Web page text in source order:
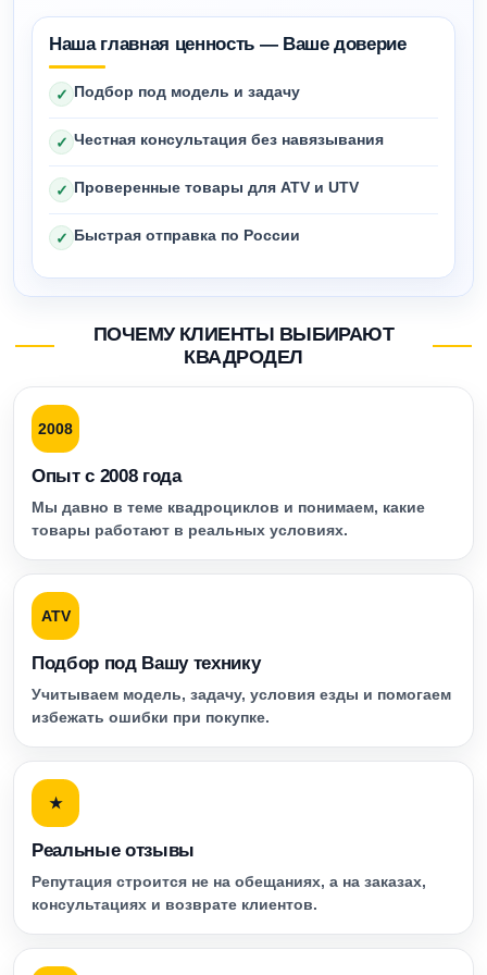
Наша главная ценность — Ваше доверие
✓ Подбор под модель и задачу
✓ Честная консультация без навязывания
✓ Проверенные товары для ATV и UTV
✓ Быстрая отправка по России
ПОЧЕМУ КЛИЕНТЫ ВЫБИРАЮТ
КВАДРОДЕЛ
2008
Опыт с 2008 года
Мы давно в теме квадроциклов и понимаем, какие
товары работают в реальных условиях.
ATV
Подбор под Вашу технику
Учитываем модель, задачу, условия езды и помогаем
избежать ошибки при покупке.
★
Реальные отзывы
Репутация строится не на обещаниях, а на заказах,
консультациях и возврате клиентов.